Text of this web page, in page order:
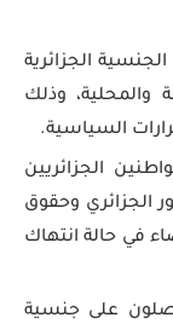
الجزائرية
والمحلية، وذلك
السياسية.
الجزائريين
الجزائري وحقوق
في حالة انتهاك
على جنسية